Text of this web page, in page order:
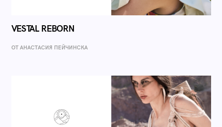
VESTAL REBORN
ОТ AНАСТАСИЯ ПЕЙЧИНСКА